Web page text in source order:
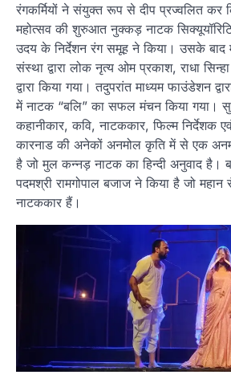
रंगकर्मियों ने संयुक्त रूप से दीप प्रज्वलित कर
महोत्सव की शुरुआत नुक्कड़ नाटक सिक्यूयॉरिटि
उदय के निर्देशन रंग समूह ने किया। उसके बाद
संस्था द्वारा लोक नृत्य ओम प्रकाश, राधा
द्वारा किया गया। तदुपरांत माध्यम फाउंडेशन
में नाटक “बलि” का सफल मंचन किया गया।
कहानीकार, कवि, नाटककार, फिल्म निर्देशक
कारनाड की अनेकों अनमोल कृति में से एक
है जो मुल कन्नड़ नाटक का हिन्दी अनुवाद है।
पदमश्री रामगोपाल बजाज ने किया है जो महान
नाटककार हैं।